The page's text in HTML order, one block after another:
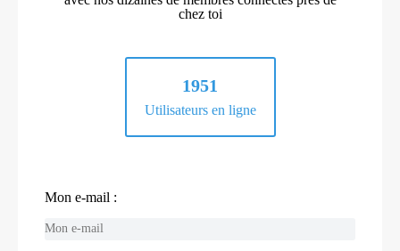
chez toi
1951
Utilisateurs en ligne
Mon e-mail :